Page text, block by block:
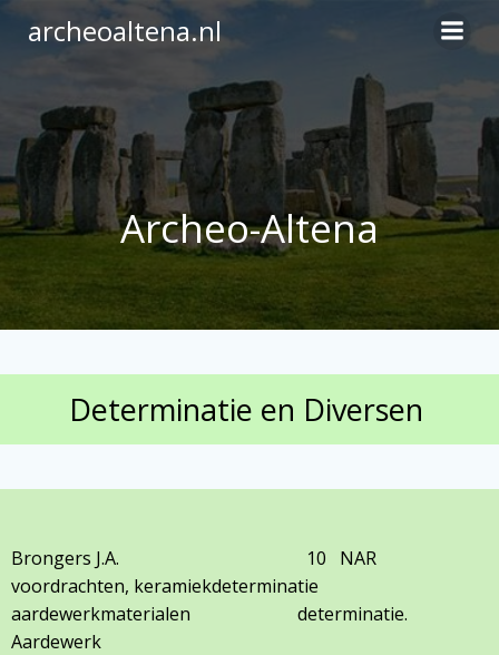
inhoud
archeoaltena.nl
Archeo-Altena
Determinatie en Diversen
Brongers J.A. 10 NAR
voordrachten, keramiekdeterminatie
aardewerkmaterialen determinatie.
Aardewerk